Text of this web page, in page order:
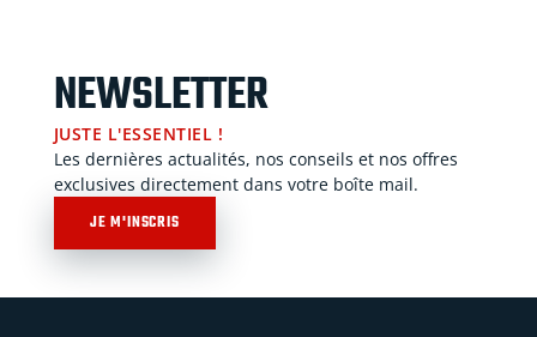
NEWSLETTER
JUSTE L'ESSENTIEL !
Les dernières actualités, nos conseils et nos offres
exclusives directement dans votre boîte mail.
JE M'INSCRIS